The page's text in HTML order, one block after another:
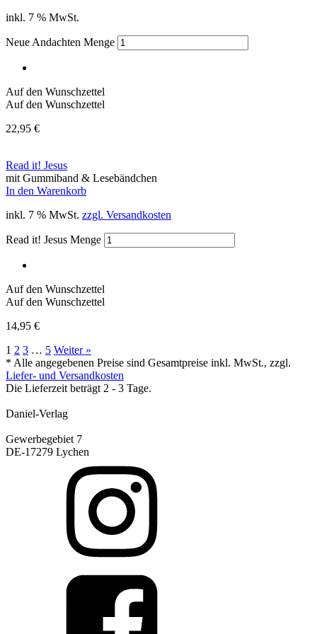
inkl. 7 % MwSt.
Neue Andachten Menge
Auf den Wunschzettel
Auf den Wunschzettel
22,95 €
Read it! Jesus
mit Gummiband & Lesebändchen
In den Warenkorb
inkl. 7 % MwSt. zzgl. Versandkosten
Read it! Jesus Menge
Auf den Wunschzettel
Auf den Wunschzettel
14,95 €
1 2 3 … 5 Weiter »
* Alle angegebenen Preise sind Gesamtpreise inkl. MwSt., zzgl.
Liefer- und Versandkosten
Die Lieferzeit beträgt 2 - 3 Tage.
Daniel-Verlag
Gewerbegebiet 7
DE-17279 Lychen